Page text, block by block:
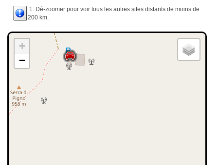
1. Dé-zoomer pour voir tous les autres sites distants de moins de
200 km.
+
−